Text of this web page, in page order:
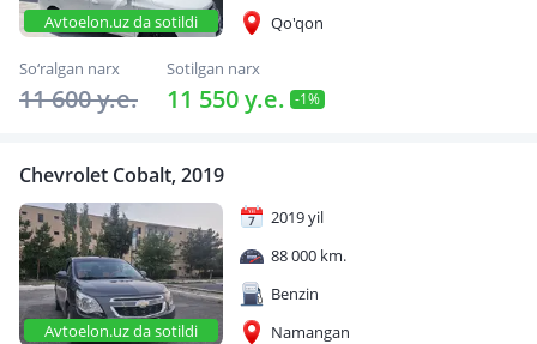
Avtoelon.uz da sotildi
Qo'qon
So‘ralgan narx
11 600 y.e.
Sotilgan narx
11 550 y.e. -1%
Chevrolet Cobalt, 2019
Avtoelon.uz da sotildi
2019 yil
88 000 km.
Benzin
Namangan